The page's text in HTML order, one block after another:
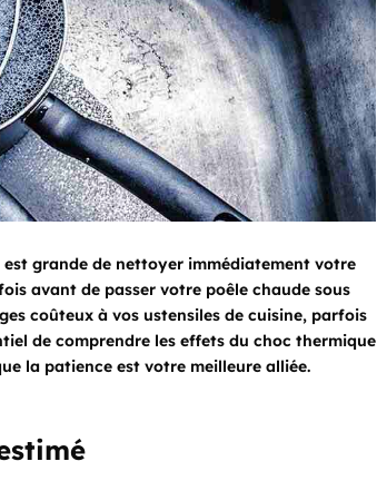
grande de nettoyer immédiatement votre
avant de passer votre poêle chaude sous
coûteux à vos ustensiles de cuisine, parfois
de comprendre les effets du choc thermique
la patience est votre meilleure alliée.